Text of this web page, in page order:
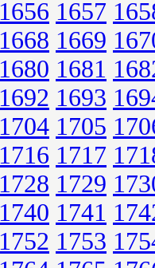
1656 1657
1668 1669
1680 1681
1692 1693
1704 1705
1716 1717
1728 1729
1740 1741
1752 1753